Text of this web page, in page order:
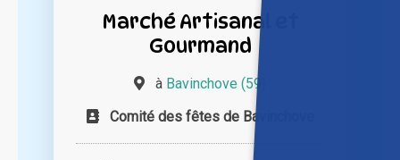
Marché Artisanal et
Gourmand
à Bavinchove (59)
Comité des fêtes de Bavinchove